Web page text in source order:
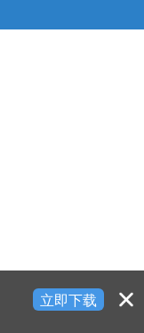
立即下载